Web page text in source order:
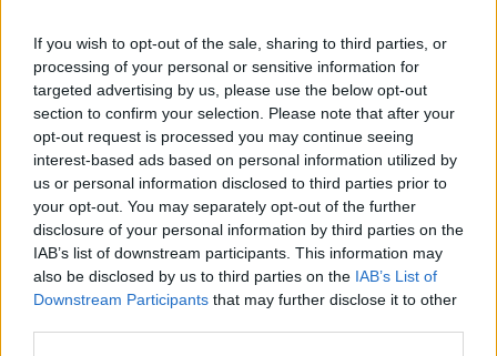
If you wish to opt-out of the sale, sharing to third parties, or
processing of your personal or sensitive information for
targeted advertising by us, please use the below opt-out
section to confirm your selection. Please note that after your
opt-out request is processed you may continue seeing
interest-based ads based on personal information utilized by
us or personal information disclosed to third parties prior to
your opt-out. You may separately opt-out of the further
disclosure of your personal information by third parties on the
IAB’s list of downstream participants. This information may
also be disclosed by us to third parties on the IAB’s List of
Downstream Participants that may further disclose it to other
Η επιτροπή αξιολόγησης αποτελούνταν από
εκπροσώπους της εκπαιδευτικής
κοινότητας, της τεχνολογίας, της
καινοτομίας και της τοπικής αυτοδιοίκησης: